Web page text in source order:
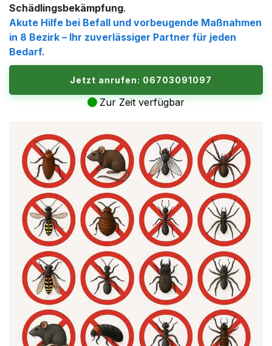
Schädlingsbekämpfung.
Akute Hilfe bei Befall und vorbeugende Maßnahmen
in 8 Bezirk – Ihr zuverlässiger Partner für jeden
Bedarf.
Jetzt anrufen: 06703091097
Zur Zeit verfügbar